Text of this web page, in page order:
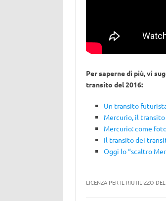
Per saperne di più, vi
transito del 2016:
Un transito
Mercurio, il
Mercurio: come
Il transito dei
Oggi lo “scaltro
LICENZA PER IL RIUTILIZZO